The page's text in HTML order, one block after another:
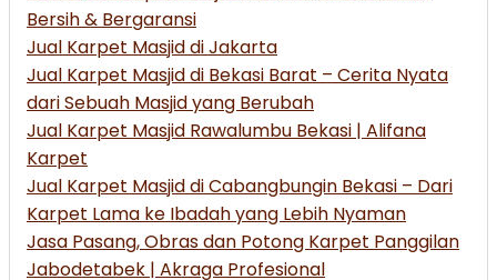
Bersih & Bergaransi
Jual Karpet Masjid di Jakarta
Jual Karpet Masjid di Bekasi Barat – Cerita Nyata
dari Sebuah Masjid yang Berubah
Jual Karpet Masjid Rawalumbu Bekasi | Alifana
Karpet
Jual Karpet Masjid di Cabangbungin Bekasi – Dari
Karpet Lama ke Ibadah yang Lebih Nyaman
Jasa Pasang, Obras dan Potong Karpet Panggilan
Jabodetabek | Akraga Profesional